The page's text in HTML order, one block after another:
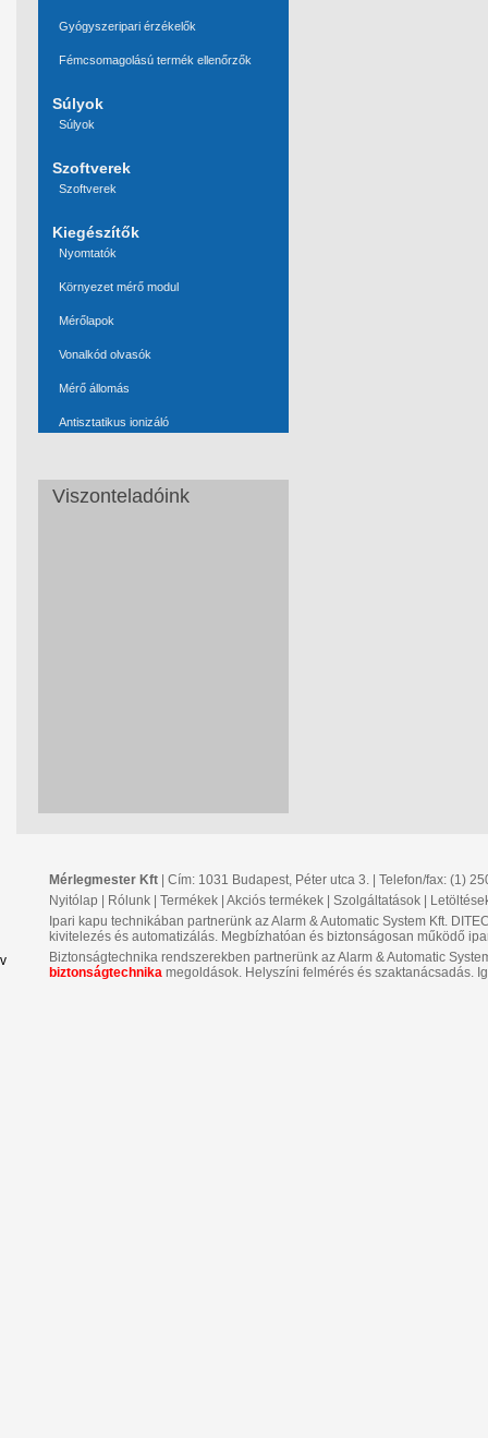
Gyógyszeripari érzékelők
Fémcsomagolású termék ellenőrzők
Súlyok
Súlyok
Szoftverek
Szoftverek
Kiegészítők
Nyomtatók
Környezet mérő modul
Mérőlapok
Vonalkód olvasók
Mérő állomás
Antisztatikus ionizáló
Viszonteladóink
Mérlegmester Kft | Cím: 1031 Budapest, Péter utca 3. | Telefon/fax: (1)
Nyitólap
Rólunk Termékek Akciós termékek Szolgáltatások
Ipari kapu technikában partnerünk az Alarm & Automatic System Kft.
kivitelezés és automatizálás. Megbízhatóan és biztonságosan működő
Biztonságtechnika rendszerekben partnerünk az Alarm & Automatic
biztonságtechnika megoldások. Helyszíni felmérés és szaktanácsadás.
v